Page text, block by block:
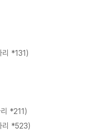
*131)
*211)
리 *523)